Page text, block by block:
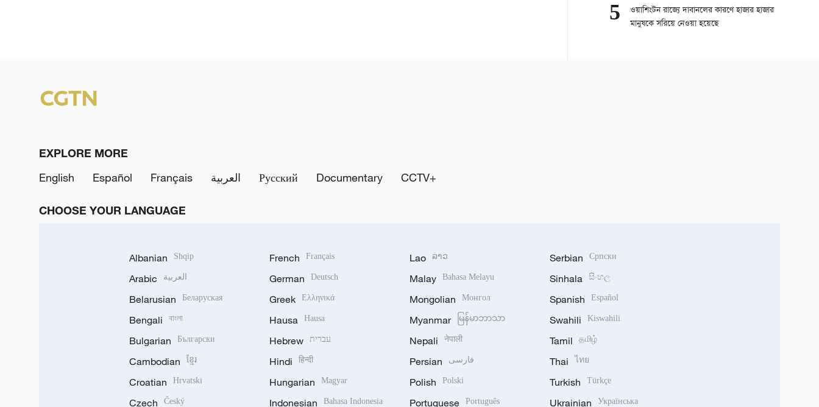
5
ওয়াশিংটন রাজ্যে দাবানলের কারণে হাজার হাজার
মানুষকে সরিয়ে নেওয়া হয়েছে
EXPLORE MORE
English
Español Français العربية Русский Documentary CCTV+
CHOOSE YOUR LANGUAGE
Albanian Shqip
Arabic العربية
Belarusian Беларуская
Bengali বাংলা
Bulgarian Български
Cambodian ខ្មែរ
Croatian Hrvatski
Czech Český
French Français
German Deutsch
Greek Ελληνικά
Hausa Hausa
Hebrew עברית
Hindi हिन्दी
Hungarian Magyar
Indonesian Bahasa Indonesia
Lao ລາວ
Malay Bahasa Melayu
Mongolian Монгол
Myanmar မြန်မာဘာသာ
Nepali नेपाली
Persian فارسی
Polish Polski
Portuguese Português
Serbian Српски
Sinhala සිංහල
Spanish Español
Swahili Kiswahili
Tamil தமிழ்
Thai ไทย
Turkish Türkçe
Ukrainian Українська